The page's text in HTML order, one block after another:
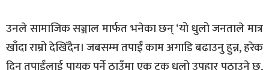
उनले सामाजिक सञ्जाल मार्फत भनेका छन् ‘यो धुलो जनताले मात्र
खाँदा राम्रो देखिँदैन। जबसम्म तपाईँ काम अगाडि बढाउनु हुन्न, हरेक